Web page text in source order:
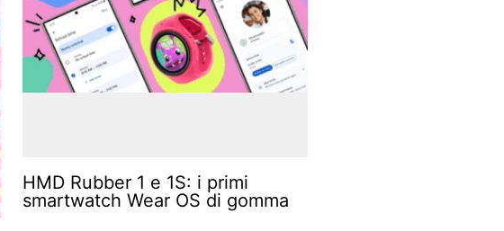
HMD Rubber 1 e 1S: i primi
smartwatch Wear OS di gomma